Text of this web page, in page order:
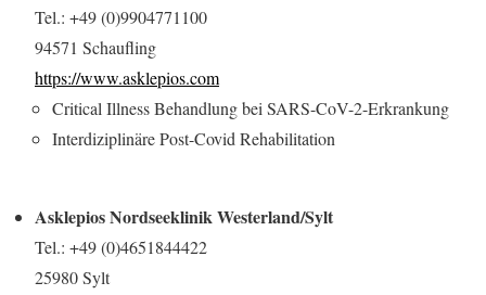
Tel.: +49 (0)9904771100
94571 Schaufling
https://www.asklepios.com
Critical Illness Behandlung bei SARS-CoV-2-Erkrankung
Interdiziplinäre Post-Covid Rehabilitation
Asklepios Nordseeklinik Westerland/Sylt
Tel.: +49 (0)4651844422
25980 Sylt